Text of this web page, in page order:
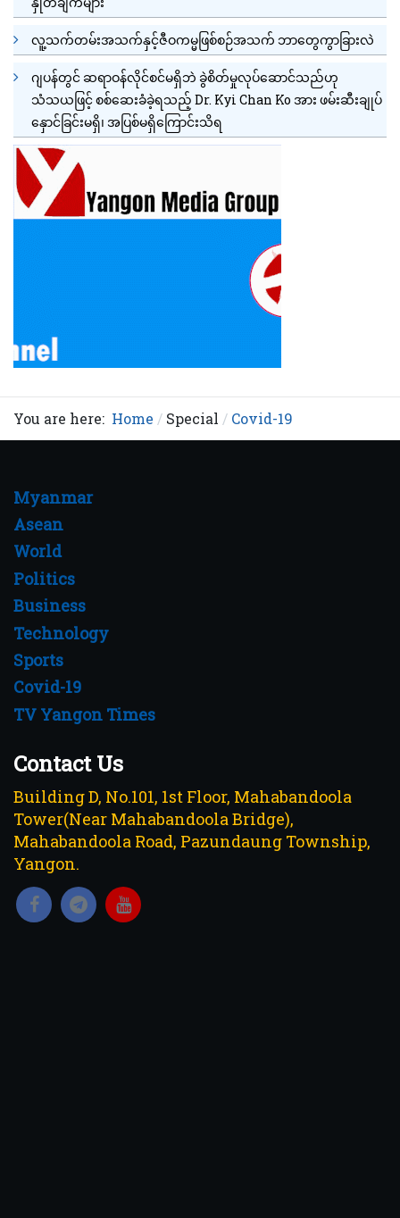
လူ့သက်တမ်းအသက်နှင့်ဇီဝကမ္မဖြစ်စဉ်အသက် ဘာတွေကွာခြားလဲ
ဂျပန်တွင် ဆရာဝန်လိုင်စင်မရှိဘဲ ခွဲစိတ်မှုလုပ်ဆောင်သည်ဟု
သံသယဖြင့် စစ်ဆေးခံခဲ့ရသည့် Dr. Kyi Chan Ko အား ဖမ်းဆီးချုပ်
နှောင်ခြင်းမရှိ၊ အပြစ်မရှိကြောင်းသိရ
You are here: Home Special Covid-19
Myanmar
Asean
World
Politics
Business
Technology
Sports
Covid-19
TV Yangon Times
Contact Us
Building D, No.101, 1st Floor, Mahabandoola
Tower(Near Mahabandoola Bridge),
Mahabandoola Road, Pazundaung Township,
Yangon.